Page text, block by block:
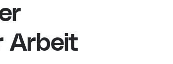
Arbeit